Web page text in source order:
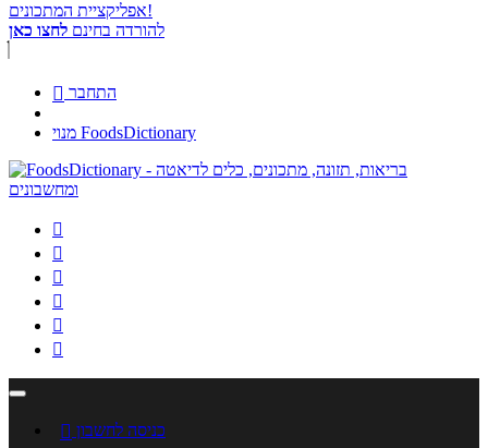
אפליקציית המתכונים!
להורדה בחינם לחצו כאן
 התחבר
מנוי FoodsDictionary






 כניסה לחשבון